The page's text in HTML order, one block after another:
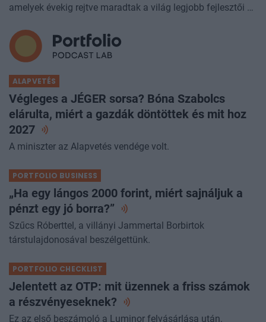
amelyek évekig rejtve maradtak a világ legjobb fejlesztői és
különösen nagy...
ALAPVETÉS
Végleges a JÉGER sorsa? Bóna Szabolcs
elárulta, miért a gazdák döntöttek és mit hoz
2027
A miniszter az Alapvetés vendége volt.
PORTFOLIO BUSINESS
„Ha egy lángos 2000 forint, miért sajnáljuk a
pénzt egy jó borra?”
Szűcs Róberttel, a villányi Jammertal Borbirtok
társtulajdonosával beszélgettünk.
PORTFOLIO CHECKLIST
Jelentett az OTP: mit üzennek a friss számok
a részvényeseknek?
Ez az első beszámoló a Luminor felvásárlása után.